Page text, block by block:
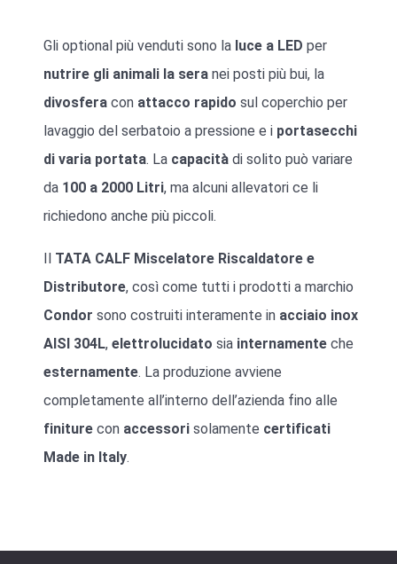
Gli optional più venduti sono la luce a LED per
nutrire gli animali la sera nei posti più bui, la
divosfera con attacco rapido sul coperchio per
lavaggio del serbatoio a pressione e i portasecchi
di varia portata. La capacità di solito può variare
da 100 a 2000 Litri, ma alcuni allevatori ce li
richiedono anche più piccoli.
Il TATA CALF Miscelatore Riscaldatore e
Distributore, così come tutti i prodotti a marchio
Condor sono costruiti interamente in acciaio inox
AISI 304L, elettrolucidato sia internamente che
esternamente. La produzione avviene
completamente all’interno dell’azienda fino alle
finiture con accessori solamente certificati
Made in Italy.